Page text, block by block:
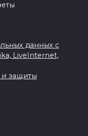
данных с
LiveInternet,
защиты